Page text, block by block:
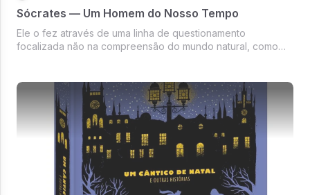
Sócrates — Um Homem do Nosso Tempo
Ele o fez através de uma linha de questionamento
focalizada não na compreensão do mundo natural, como
coragem e piedade? C...